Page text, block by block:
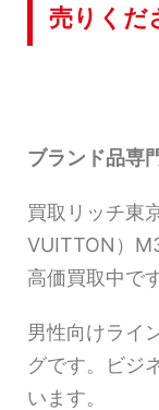
売りくだ
ブランド品専
買取リッチ東
VUITTON）
高価買取中です
男性向けライ
グです。ビジ
います。